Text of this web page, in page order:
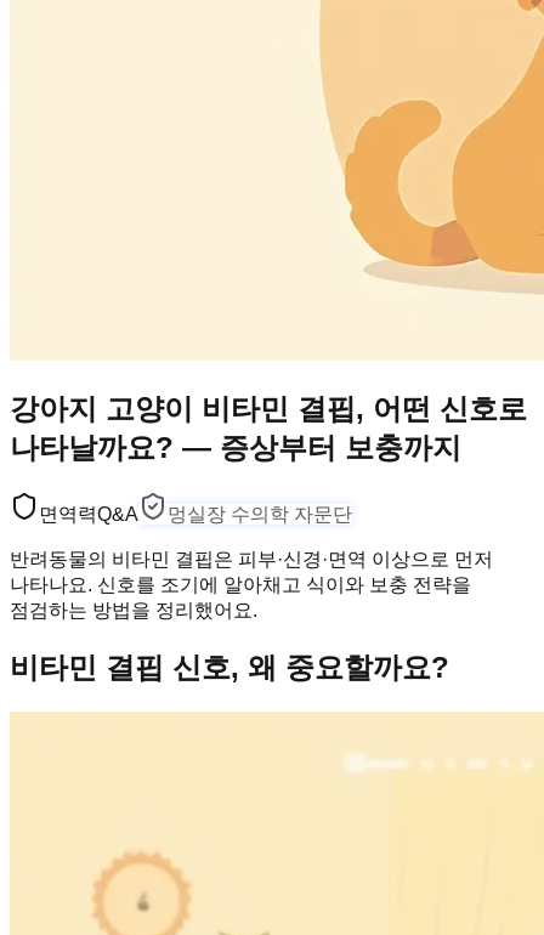
강아지 고양이 비타민 결핍, 어떤 신호로
나타날까요? — 증상부터 보충까지
면역력Q&A 멍실장 수의학 자문단
반려동물의 비타민 결핍은 피부·신경·면역 이상으로 먼저
나타나요. 신호를 조기에 알아채고 식이와 보충 전략을
점검하는 방법을 정리했어요.
비타민 결핍 신호, 왜 중요할까요?